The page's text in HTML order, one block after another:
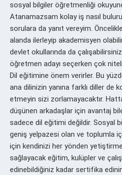
sosyal bilgiler öğretmenliği
Atanamazsam kolay iş nasıl
sorulara da yanıt vereyim.
alanda ilerleyip akademisyen
devlet okullarında da
öğretmen adayı seçerken çok
Dil eğitimine önem verirler. Bu
ana dilinizin yanına farklı diller de
etmeyin sizi zorlamayacaktır.
düşünen arkadaşlar için avantaj
sadece dil eğitimi değildir. Sosyal
geniş yelpazesi olan ve toplumla
için kendinizi her yönden
sağlayacak eğitim, kulüpler ve
edinebildiğiniz kadar sertifika